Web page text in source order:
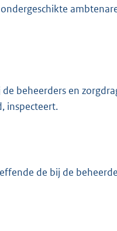
beheerders en
inspecteert.
de bij de